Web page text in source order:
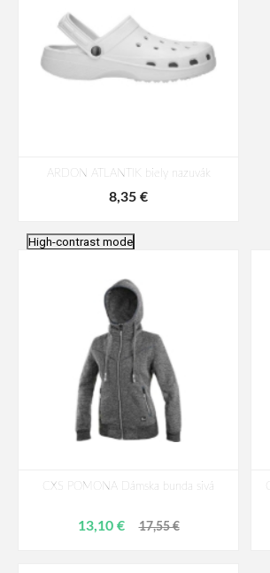
ARDON ATLANTIK biely nazuvák
8,35 €
High-contrast mode
CXS POMONA Dámska bunda sivá
13,10 € 17,55 €